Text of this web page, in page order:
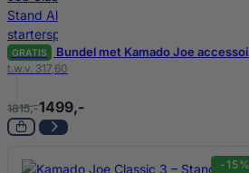
GRATIS Bundel met Kamado Joe
t.w.v. 317,60
1815,-1499,-
-15%